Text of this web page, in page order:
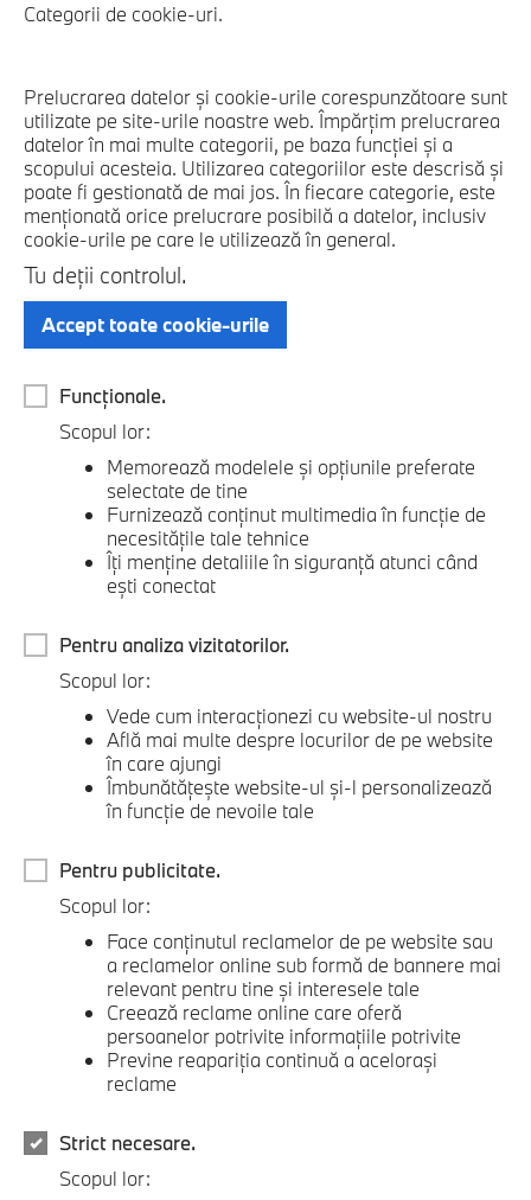
Categorii de cookie-uri.
Prelucrarea datelor și cookie-urile corespunzătoare sunt
utilizate pe site-urile noastre web. Împărțim prelucrarea
datelor în mai multe categorii, pe baza funcției și a
scopului acesteia. Utilizarea categoriilor este descrisă și
poate fi gestionată de mai jos. În fiecare categorie, este
menționată orice prelucrare posibilă a datelor, inclusiv
cookie-urile pe care le utilizează în general.
Tu deţii controlul.
Accept toate cookie-urile
Funcţionale.
Scopul lor:
Memorează modelele şi opţiunile preferate
selectate de tine
Furnizează conţinut multimedia în funcţie de
necesităţile tale tehnice
Îţi menţine detaliile în siguranţă atunci când
eşti conectat
Pentru analiza vizitatorilor.
Scopul lor:
Vede cum interacţionezi cu website-ul nostru
Află mai multe despre locurilor de pe website
în care ajungi
Îmbunătăţeşte website-ul şi-l personalizează
în funcţie de nevoile tale
Pentru publicitate.
Scopul lor:
Face conţinutul reclamelor de pe website sau
a reclamelor online sub formă de bannere mai
relevant pentru tine şi interesele tale
Creează reclame online care oferă
persoanelor potrivite informaţiile potrivite
Previne reapariţia continuă a aceloraşi
reclame
Strict necesare.
Scopul lor: